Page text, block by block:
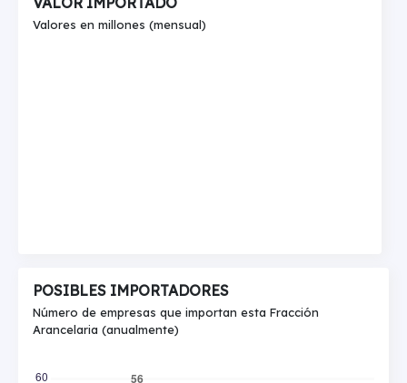
Valores en millones (mensual)
POSIBLES IMPORTADORES
Número de empresas que importan esta Fracción
Arancelaria (anualmente)